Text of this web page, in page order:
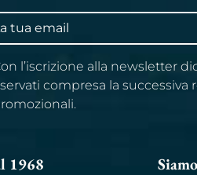
l’iscrizione alla newsletter
compresa la
1968